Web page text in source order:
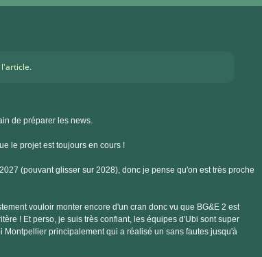
l'article.
de préparer les news.
le projet est toujours en cours !
(pouvant glisser sur 2028), donc je pense qu'on est très proche
vouloir monter encore d'un cran donc vu que BG&E 2 est
! Et perso, je suis très confiant, les équipes d'Ubi sont super
Montpellier principalement qui a réalisé un sans fautes jusqu'à